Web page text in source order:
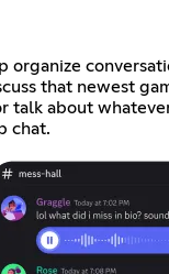
organize
that newest
talk about
chat.